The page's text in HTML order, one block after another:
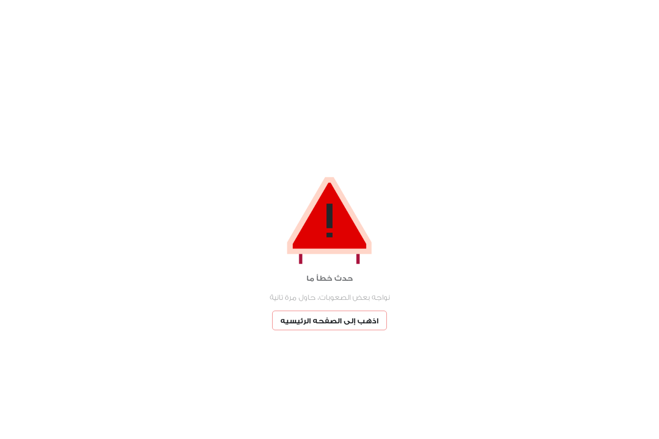
حدث خطأ ما
نواجه بعض الصعوبات، حاول مرة تانية
اذهب إلى الصفحه الرئيسيه